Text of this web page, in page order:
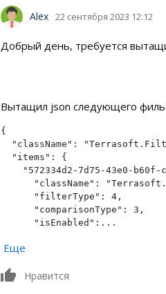
Alex 22 сентября 2023 12:12
Добрый день, требуется
Вытащил json следующего
{
"className":
  "items": {
"572334d2-7d75-43e0-b60f-
"className":
      "filterType": 4,
      "comparisonType": 3,
      "isEnabled":
...
Еще
0
Нравится